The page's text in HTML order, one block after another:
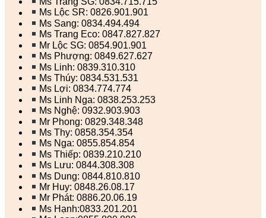
Ms Lộc SR: 0826.901.901
Ms Sang: 0834.494.494
Ms Trang Eco: 0847.827.827
Mr Lộc SG: 0854.901.901
Ms Phượng: 0849.627.627
Ms Linh: 0839.310.310
Ms Thúy: 0834.531.531
Ms Lợi: 0834.774.774
Ms Linh Nga: 0838.253.253
Ms Nghệ: 0932.903.903
Mr Phong: 0829.348.348
Ms Thy: 0858.354.354
Ms Nga: 0855.854.854
Ms Thiếp: 0839.210.210
Ms Lưu: 0844.308.308
Ms Dung: 0844.810.810
Mr Huy: 0848.26.08.17
Mr Phát: 0886.20.06.19
Ms Hạnh:0833.201.201